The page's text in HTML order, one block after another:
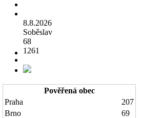
8.8.2026
Soběslav
68
1261
Pověřená obec
Praha
207
Brno
69